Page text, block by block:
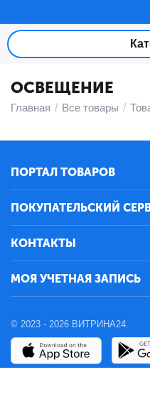
ОСВЕЩЕНИЕ
Главная / Все товары /
ПОРТАЛ ТОВАРОВ
ПОКУПАТЕЛЬСКИЙ
КОНТАКТЫ
МОЯ УЧЕТНАЯ ЗАПИСЬ
© 2023 - 2026 ВИТРИНА24.